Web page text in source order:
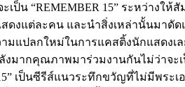
ป็น “REMEMBER 15” ระหว่าง
งแต่ละคน และนำสิ่งเหล่านั้นมาดั
แปลกใหม่ในการแคสติ้งนักแสดง
มากคุณภาพมาร่วมงานกันไม่ว่าจ
เป็นซีรีส์แนวระทึกขวัญที่ไม่มีพร